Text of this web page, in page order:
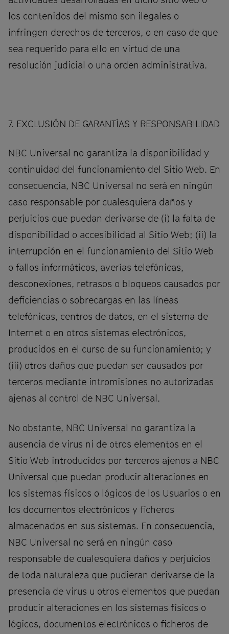
los contenidos del mismo son ilegales o
infringen derechos de terceros, o en caso de que
sea requerido para ello en virtud de una
resolución judicial o una orden administrativa.
7. EXCLUSIÓN DE GARANTÍAS Y RESPONSABILIDAD
NBC Universal no garantiza la disponibilidad y
continuidad del funcionamiento del Sitio Web. En
consecuencia, NBC Universal no será en ningún
caso responsable por cualesquiera daños y
perjuicios que puedan derivarse de (i) la falta de
disponibilidad o accesibilidad al Sitio Web; (ii) la
interrupción en el funcionamiento del Sitio Web
o fallos informáticos, averías telefónicas,
desconexiones, retrasos o bloqueos causados por
deficiencias o sobrecargas en las líneas
telefónicas, centros de datos, en el sistema de
Internet o en otros sistemas electrónicos,
producidos en el curso de su funcionamiento; y
(iii) otros daños que puedan ser causados por
terceros mediante intromisiones no autorizadas
ajenas al control de NBC Universal.
No obstante, NBC Universal no garantiza la
ausencia de virus ni de otros elementos en el
Sitio Web introducidos por terceros ajenos a NBC
Universal que puedan producir alteraciones en
los sistemas físicos o lógicos de los Usuarios o en
los documentos electrónicos y ficheros
almacenados en sus sistemas. En consecuencia,
NBC Universal no será en ningún caso
responsable de cualesquiera daños y perjuicios
de toda naturaleza que pudieran derivarse de la
presencia de virus u otros elementos que puedan
producir alteraciones en los sistemas físicos o
lógicos, documentos electrónicos o ficheros de